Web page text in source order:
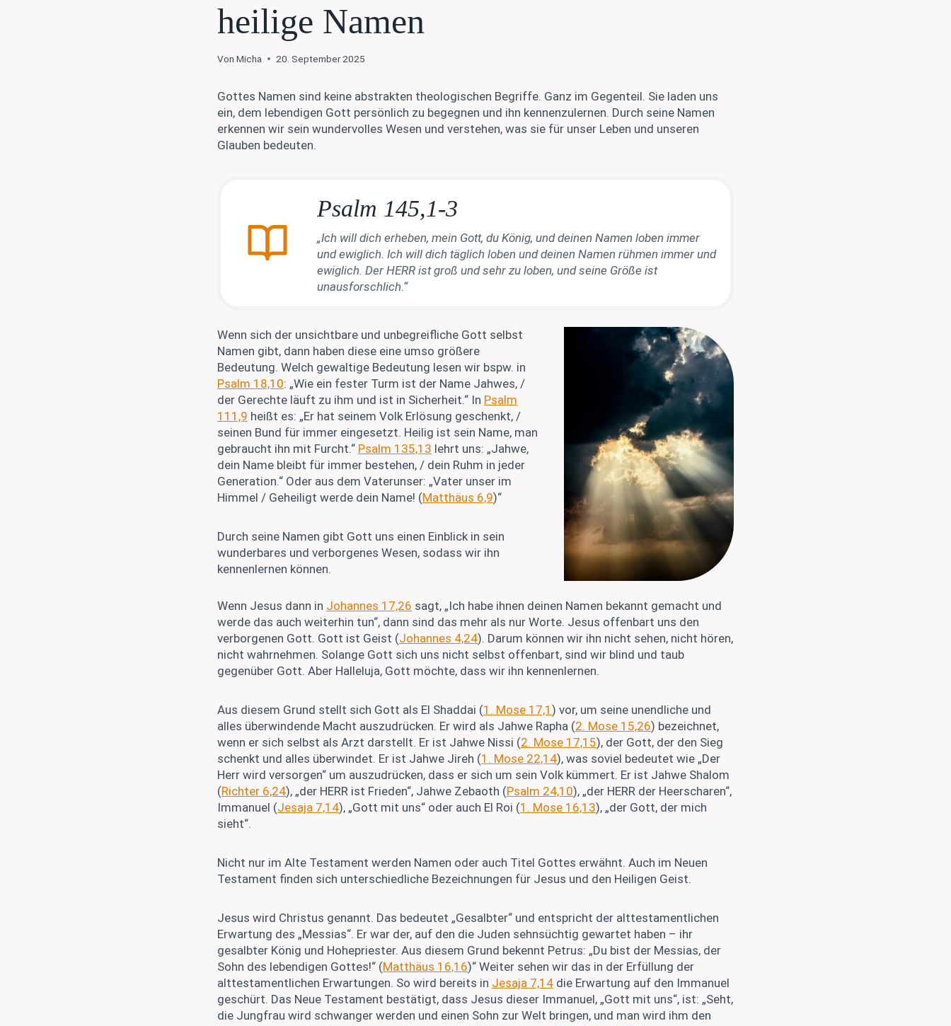
heilige Namen
Von Micha 20. September 2025
Gottes Namen sind keine abstrakten theologischen Begriffe. Ganz im Gegenteil. Sie laden uns
ein, dem lebendigen Gott persönlich zu begegnen und ihn kennenzulernen. Durch seine Namen
erkennen wir sein wundervolles Wesen und verstehen, was sie für unser Leben und unseren
Glauben bedeuten.
Psalm 145,1-3
„Ich will dich erheben, mein Gott, du König, und deinen Namen loben immer
und ewiglich. Ich will dich täglich loben und deinen Namen rühmen immer und
ewiglich. Der HERR ist groß und sehr zu loben, und seine Größe ist
unausforschlich.“
Wenn sich der unsichtbare und unbegreifliche Gott selbst
Namen gibt, dann haben diese eine umso größere
Bedeutung. Welch gewaltige Bedeutung lesen wir bspw. in
Psalm 18,10: „Wie ein fester Turm ist der Name Jahwes, /
der Gerechte läuft zu ihm und ist in Sicherheit.“ In Psalm
111,9 heißt es: „Er hat seinem Volk Erlösung geschenkt, /
seinen Bund für immer eingesetzt. Heilig ist sein Name, man
gebraucht ihn mit Furcht.“ Psalm 135,13 lehrt uns: „Jahwe,
dein Name bleibt für immer bestehen, / dein Ruhm in jeder
Generation.“ Oder aus dem Vaterunser: „Vater unser im
Himmel / Geheiligt werde dein Name! (Matthäus 6,9)“
Durch seine Namen gibt Gott uns einen Einblick in sein
wunderbares und verborgenes Wesen, sodass wir ihn
kennenlernen können.
Wenn Jesus dann in Johannes 17,26 sagt, „Ich habe ihnen deinen Namen bekannt gemacht und
werde das auch weiterhin tun“, dann sind das mehr als nur Worte. Jesus offenbart uns den
verborgenen Gott. Gott ist Geist (Johannes 4,24). Darum können wir ihn nicht sehen, nicht hören,
nicht wahrnehmen. Solange Gott sich uns nicht selbst offenbart, sind wir blind und taub
gegenüber Gott. Aber Halleluja, Gott möchte, dass wir ihn kennenlernen.
Aus diesem Grund stellt sich Gott als El Shaddai (1. Mose 17,1 ) vor, um seine unendliche und
alles überwindende Macht auszudrücken. Er wird als Jahwe Rapha (2. Mose 15,26) bezeichnet,
wenn er sich selbst als Arzt darstellt. Er ist Jahwe Nissi (2. Mose 17,15), der Gott, der den Sieg
schenkt und alles überwindet. Er ist Jahwe Jireh (1. Mose 22,14), was soviel bedeutet wie „Der
Herr wird versorgen“ um auszudrücken, dass er sich um sein Volk kümmert. Er ist Jahwe Shalom
(Richter 6,24), „der HERR ist Frieden“, Jahwe Zebaoth (Psalm 24,10), „der HERR der Heerscharen“,
Immanuel (Jesaja 7,14), „Gott mit uns“ oder auch El Roi (1. Mose 16,13), „der Gott, der mich
sieht“.
Nicht nur im Alte Testament werden Namen oder auch Titel Gottes erwähnt. Auch im Neuen
Testament finden sich unterschiedliche Bezeichnungen für Jesus und den Heiligen Geist.
Jesus wird Christus genannt. Das bedeutet „Gesalbter“ und entspricht der alttestamentlichen
Erwartung des „Messias“. Er war der, auf den die Juden sehnsüchtig gewartet haben – ihr
gesalbter König und Hohepriester. Aus diesem Grund bekennt Petrus: „Du bist der Messias, der
Sohn des lebendigen Gottes!“ (Matthäus 16,16)“ Weiter sehen wir das in der Erfüllung der
alttestamentlichen Erwartungen. So wird bereits in Jesaja 7,14 die Erwartung auf den Immanuel
geschürt. Das Neue Testament bestätigt, dass Jesus dieser Immanuel, „Gott mit uns“, ist: „Seht,
die Jungfrau wird schwanger werden und einen Sohn zur Welt bringen, und man wird ihm den